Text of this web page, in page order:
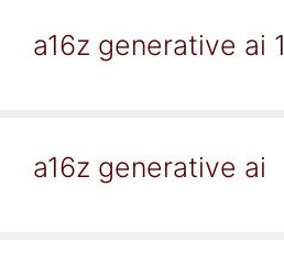
a16z generative ai 1
a16z generative ai